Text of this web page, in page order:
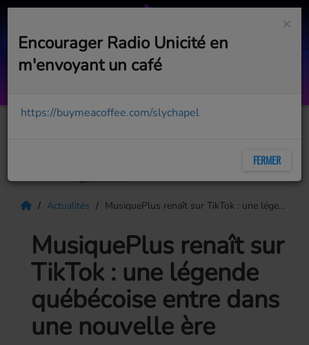
Ready For the Weekend (2) July 25
Actualités MusiquePlus renaît sur TikTok : une légende québécoise entre dans une nouvelle ère
MusiquePlus renaît sur
TikTok : une légende
québécoise entre dans
une nouvelle ère
×
Encourager Radio Unicité en
m'envoyant un café
https://buymeacoffee.com/slychapel
FERMER